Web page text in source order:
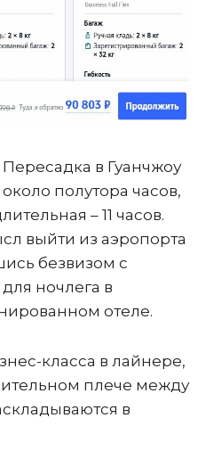
в Гуанчжоу
полутора часов,
– 11 часов.
выйти из аэропорта
безвизом с
ночлега в
отеле.
класса в лайнере,
плече между
в